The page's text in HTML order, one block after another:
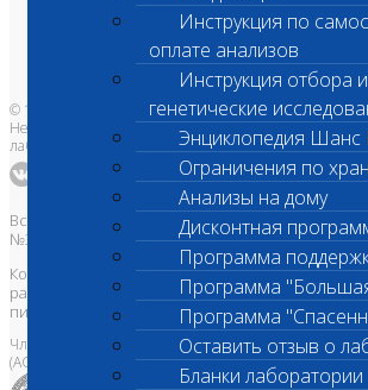
Инструкция по
оплате анализов
Инструкция отбора
генетические
Энциклопедия Шанс
Ограничения по
Анализы на дому
Дисконтная
Программа
Программа
Программа
Оставить отзыв о
Бланки лаборатории
Бланки лаборатории
Банк донорской крови
Адреса лабораторий
© 1996-2026
Независимая ветеринарная
лаборатория Шанс Био
Все права защищены и охраняются законом.
№395740 от 2008 г. ООО "ШАНС БИО"
Копирование, тиражирование, а также
размещенных на сайте www.vetlab.ru
возможно
письменного разрешения Правообладателя
Член Национальной ветеринарной палаты
(АСРО НВП)